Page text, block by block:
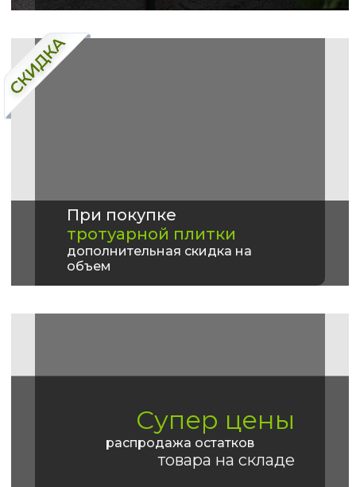
При покупке
тротуарной плитки
дополнительная скидка на
объем
Супер цены
распродажа остатков
товара на складе